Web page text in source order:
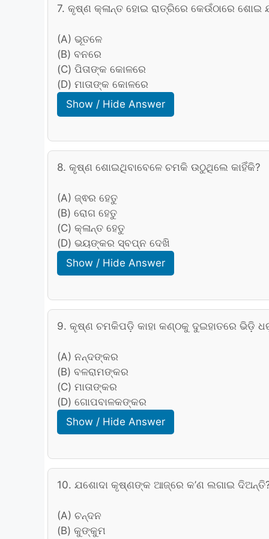
7. କୃଷ୍ଣ କ୍ଳାନ୍ତ ହୋଇ ରାତ୍ରିରେ କେଉଁଠାରେ ଶୋଇ
(A) ଭୂତଳେ
(B) ବନରେ
(C) ପିତାଙ୍କ କୋଳରେ
(D) ମାତାଙ୍କ କୋଳରେ
Show / Hide Answer
8. କୃଷ୍ଣ ଶୋଇଥିବାବେଳେ ଚମକି ଉଠୁଥିଲେ କାହିଁକି?
(A) ଜ୍ଵର ହେତୁ
(B) ରୋଗ ହେତୁ
(C) କ୍ଳାନ୍ତ ହେତୁ
(D) ଭୟଙ୍କର ସ୍ବପ୍ନ ଦେଖି
Show / Hide Answer
9. କୃଷ୍ଣ ଚମକିପଡ଼ି କାହା କଣ୍ଠକୁ ଦୁଇହାତରେ ଭିଡ଼ି
(A) ନନ୍ଦଙ୍କର
(B) ବଳରାମଙ୍କର
(C) ମାତାଙ୍କର
(D) ଗୋପବାଳକଙ୍କର
Show / Hide Answer
10. ଯଶୋଦା କୃଷ୍ଣଙ୍କ ଆଜ୍ରେ କ’ଣ ଲଗାଇ
(A) ଚନ୍ଦନ
(B) କୁଙ୍କୁମ